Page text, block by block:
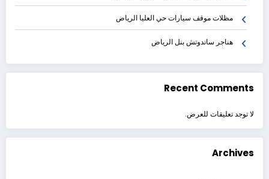
مظلات موقف سيارات حي العليا الرياض
هناجر ساندوتش بنل الرياض
Recent Comments
لا توجد تعليقات للعرض.
Archives